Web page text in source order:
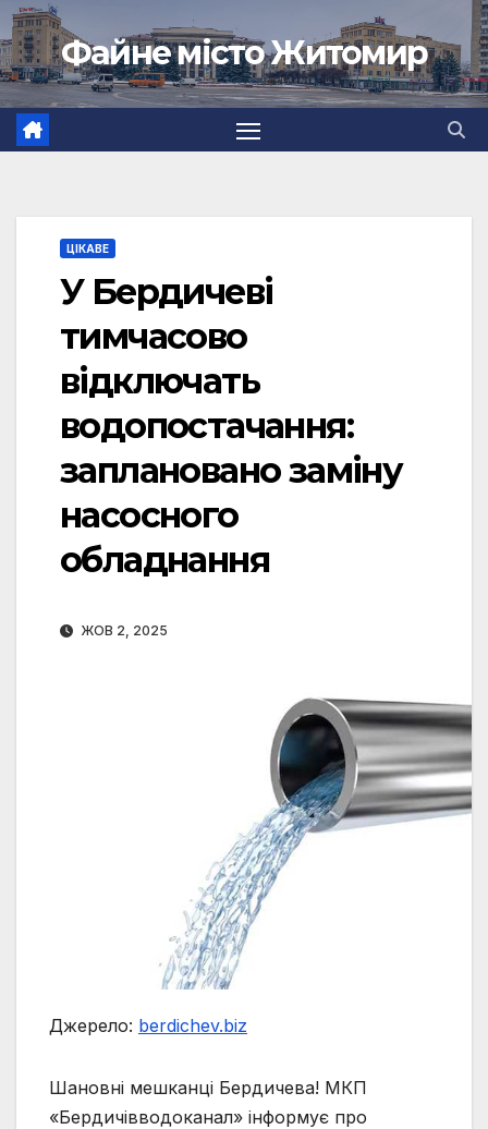
Перейти
до
вмісту
Файне місто Житомир
ЦІКАВЕ
У Бердичеві
тимчасово
відключать
водопостачання:
заплановано заміну
насосного
обладнання
ЖОВ 2, 2025
Джерело: berdichev.biz
Шановні мешканці Бердичева! МКП
«Бердичівводоканал» інформує про